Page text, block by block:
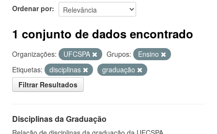
Ordenar por
1 conjunto de dados encontrado
Organizações: UFCSPA Grupos:
Ensino
Etiquetas:
disciplinas
graduação
Filtrar Resultados
Disciplinas da Graduação